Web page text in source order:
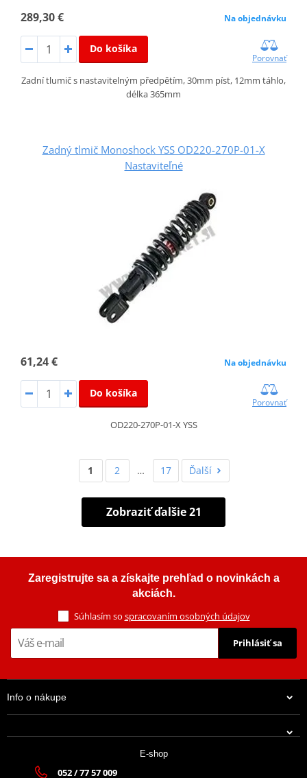
289,30 € Na objednávku
Do košíka
Porovnať
Zadní tlumič s nastavitelným předpětím, 30mm píst, 12mm táhlo,
délka 365mm
Zadný tlmič Monoshock YSS OD220-270P-01-X
Nastaviteľné
61,24 € Na objednávku
Do košíka
Porovnať
OD220-270P-01-X YSS
1 2 … 17 Ďalší
Zobraziť ďalšie 21
Zaregistrujte sa a získajte prehľad o novinkách a
akciách.
Súhlasím so spracovaním osobných údajov
Prihlásiť sa
Info o nákupe
E-shop
052 / 77 57 009